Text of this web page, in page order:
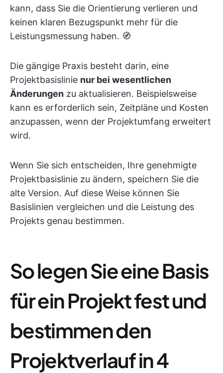
kann, dass Sie die Orientierung verlieren und
keinen klaren Bezugspunkt mehr für die
Leistungsmessung haben. 🧭
Die gängige Praxis besteht darin, eine
Projektbasislinie nur bei wesentlichen
Änderungen zu aktualisieren. Beispielsweise
kann es erforderlich sein, Zeitpläne und Kosten
anzupassen, wenn der Projektumfang erweitert
wird.
Wenn Sie sich entscheiden, Ihre genehmigte
Projektbasislinie zu ändern, speichern Sie die
alte Version. Auf diese Weise können Sie
Basislinien vergleichen und die Leistung des
Projekts genau bestimmen.
So legen Sie eine Basis
für ein Projekt fest und
bestimmen den
Projektverlauf in 4